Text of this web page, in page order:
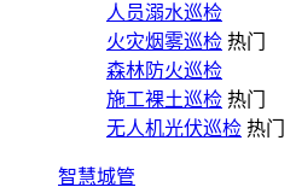
人员溺水巡检
火灾烟雾巡检 热门
森林防火巡检
施工裸土巡检 热门
无人机光伏巡检 热门
智慧城管